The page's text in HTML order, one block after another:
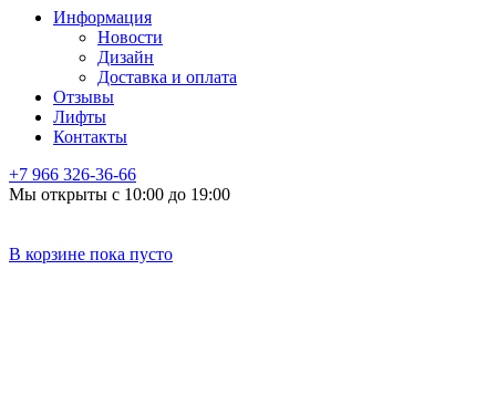
Информация
Новости
Дизайн
Доставка и оплата
Отзывы
Лифты
Контакты
+7 966 326-36-66
Мы открыты с 10:00 до 19:00
В корзине пока пусто